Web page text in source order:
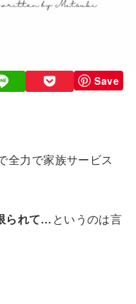
Save
全力で家族サービス
られて… というのは言